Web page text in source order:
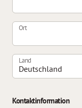
Ort
Land
Kontaktinformation